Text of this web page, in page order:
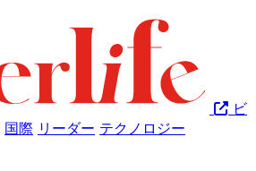
ビ
国際 リーダー テクノロジー